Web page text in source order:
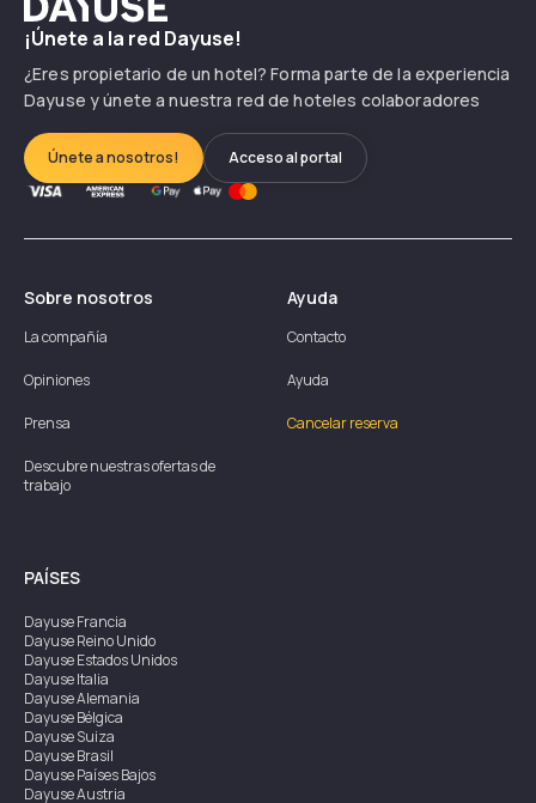
¡Únete a la red Dayuse!
¿Eres propietario de un hotel? Forma parte de la experiencia
Dayuse y únete a nuestra red de hoteles colaboradores
Únete a nosotros! Acceso al portal
Sobre nosotros
La compañía
Opiniones
Prensa
Descubre nuestras ofertas de
trabajo
Ayuda
Contacto
Ayuda
Cancelar reserva
PAÍSES
DayuseFrancia
DayuseReino Unido
DayuseEstados Unidos
DayuseItalia
DayuseAlemania
DayuseBélgica
DayuseSuiza
DayuseBrasil
DayusePaíses Bajos
DayuseAustria